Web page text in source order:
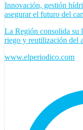
Innovación, gestión
asegurar el futuro del
La Región consolida su
riego y reutilización del
www.elperiodico.com